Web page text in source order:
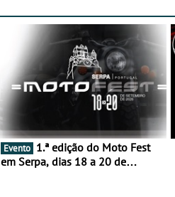
Evento
em Serpa, dias 18 a 20 de